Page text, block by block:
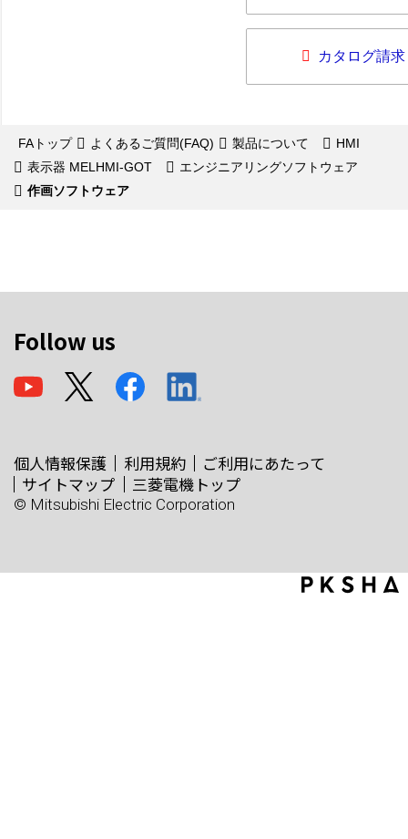
カタログ請求
FAトップ よくあるご質問(FAQ) 製品について
HMI
表示器 MELHMI-GOT
エンジニアリングソフトウェア
作画ソフトウェア
Follow us
個人情報保護 利用規約
ご利用にあたって
サイトマップ
三菱電機トップ
© Mitsubishi Electric Corporation